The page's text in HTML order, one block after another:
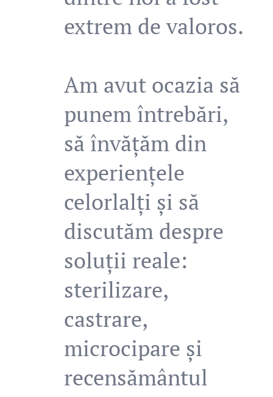
extrem de valoros.
Am avut ocazia să
punem întrebări,
să învățăm din
experiențele
celorlalți și să
discutăm despre
soluții reale:
sterilizare,
castrare,
microcipare și
recensământul